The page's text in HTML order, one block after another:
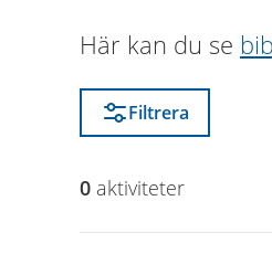
Här kan du se
Filtrera
0 aktiviteter